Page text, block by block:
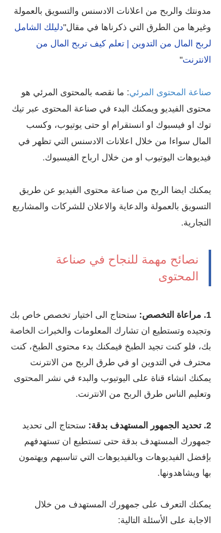
مدونتك والربح من اعلانات الادسنس والتسويق بالعمولة
وغيرها من الطرق التي ذكرناها في مقال"دليلك الشامل
لربح المال من التدوين | تعلم كيف تربح المال من
الانترنت"
صناعة المحتوى المرئي: ما نقصه بالمحتوى المرئي هو
محتوى الفيديو ويمكنك البدء في صناعة المحتوى عبر تيك
توك او فيسبوك او انستقرام او حتى يوتيوب، وكسب
المال سواءا من خلال اعلانات الادسنس التي تظهر في
فيديوهات اليوتيوب او من خلال ارباح الفيسبوك.
يمكنك ايضا الربح من صناعة محتوى الفيديو عن طريق
التسويق بالعمولة والدعاية والاعلان للشركات والمشاريع
التجارية.
نصائح مهمة للنجاح في صناعة
المحتوى
1. مراعاة التخصص:
ستحتاج الى اختيار تخصص خاص بك
وتجيده وتستطيع ان تشارك المعلومات والخبرات الخاصة
بك، فلو كنت تجيد الطبخ فيمكنك بدء محتوى الطبخ، كنت
محترف في التدوين او في طرق الربح من الانترنت
يمكنك انشاء قناة على اليوتيوب والبدء في نشر المحتوى
وتعليم الناس طرق الربح من الانترنت.
2. تحديد الجمهور المستهدف بدقة:
ستحتاج الى تحديد
جمهورك المستهدف بدقة حتى تستطيع ان تستهدفهم
بإفضل الفيديوهات وبالفيديوهات التي تناسبهم ويهتمون
بها ويشاهدونها.
يمكنك التعرف على جمهورك المستهدف من خلال
الاجابة على الأسئلة التالية: